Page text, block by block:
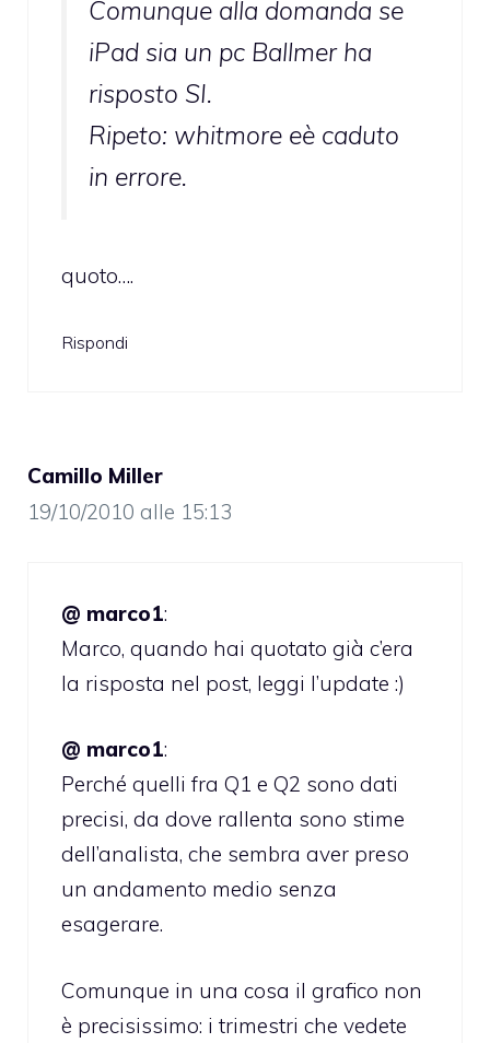
Comunque alla domanda se
iPad sia un pc Ballmer ha
risposto SI.
Ripeto: whitmore eè caduto
in errore.
quoto….
Rispondi
Camillo Miller
19/10/2010 alle 15:13
@ marco1:
Marco, quando hai quotato già c’era
la risposta nel post, leggi l’update :)
@ marco1:
Perché quelli fra Q1 e Q2 sono dati
precisi, da dove rallenta sono stime
dell’analista, che sembra aver preso
un andamento medio senza
esagerare.
Comunque in una cosa il grafico non
è precisissimo: i trimestri che vedete